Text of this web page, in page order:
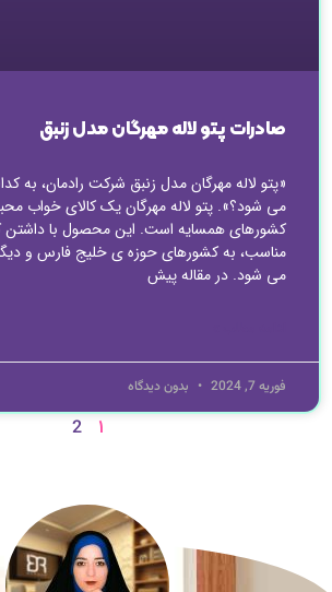
صادرات پتو لاله مهرگان مدل زنبق
«پتو لاله مهرگان مدل زنبق شرکت رادمان، به
می شود؟». پتو لاله مهرگان یک کالای خواب
کشورهای همسایه است. این محصول با داشتن
مناسب، به کشورهای حوزه ی خلیج فارس و
می شود. در مقاله پیش
فوریه 7, 2024 بدون دیدگاه
1
2